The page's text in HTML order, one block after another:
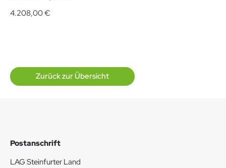
4.208,00 €
Zurück zur Übersicht
Postanschrift
LAG Steinfurter Land